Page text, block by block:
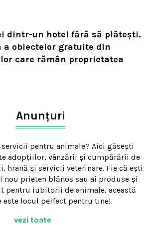
dintr-un hotel fără să plătești.
a obiectelor gratuite din
care rămân proprietatea
Anunțuri
pentru animale? Aici găsești
adopțiilor, vânzării și cumpărării de
hrană și servicii veterinare. Fie că ești
nou prieten blănos sau ai produse și
pentru iubitorii de animale, această
este locul perfect pentru tine!
vezi toate